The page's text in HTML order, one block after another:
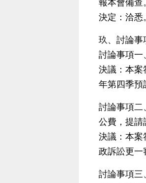
報本會備查
決定：洽悉
玖、討論事
討論事項一
決議：本案
年第四季預
討論事項二
公費，提請
決議：本案
政訴訟更一
討論事項三